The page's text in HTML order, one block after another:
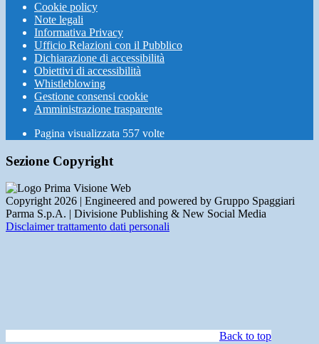
Cookie policy
Note legali
Informativa Privacy
Ufficio Relazioni con il Pubblico
Dichiarazione di accessibilità
Obiettivi di accessibilità
Whistleblowing
Gestione consensi cookie
Amministrazione trasparente
Pagina visualizzata 557 volte
Sezione Copyright
Copyright 2026 | Engineered and powered by Gruppo Spaggiari
Parma S.p.A. | Divisione Publishing & New Social Media
Disclaimer trattamento dati personali
Back to top